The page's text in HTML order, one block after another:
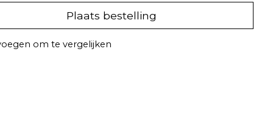
Plaats bestelling
om te vergelijken